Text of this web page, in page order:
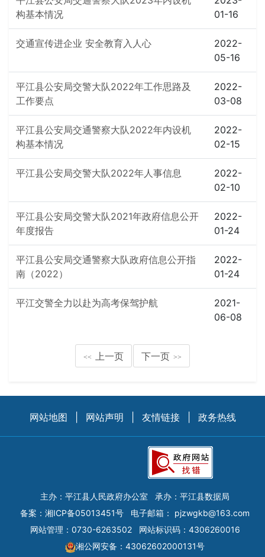
构基本情况
01-16
交通宣传进企业 安全教育入人心
2022-
05-16
平江县公安局交警大队2022年工作思路及
工作要点
2022-
03-08
平江县公安局交通警察大队2022年内设机
构基本情况
2022-
02-15
平江县公安局交警大队2022年人事信息
2022-
02-10
平江县公安局交警大队2021年政府信息公开
年度报告
2022-
01-24
平江县公安局交通警察大队政府信息公开指
南（2022）
2022-
01-24
平江交警全力以赴为高考保驾护航
2021-
06-08
<< 上一页 下一页 >>
网站地图 网站声明 友情链接 政务热线
主办：平江县人民政府办公室
承办：平江县数据局
备案： 湘ICP备05013451号 电子邮箱： pjzwgkb@163.com
网站管理：0730-6263502
网站标识码：4306260016
湘公网安备：43062602000131号